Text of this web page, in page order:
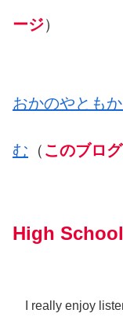
ージ）
おかのやとも
む （ このブロ
High
I really enjoy